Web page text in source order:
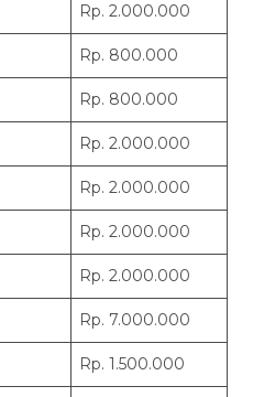
Rp. 2.000.000
Rp. 800.000
Rp. 800.000
Rp. 2.000.000
Rp. 2.000.000
Rp. 2.000.000
Rp. 2.000.000
Rp. 7.000.000
Rp. 1.500.000